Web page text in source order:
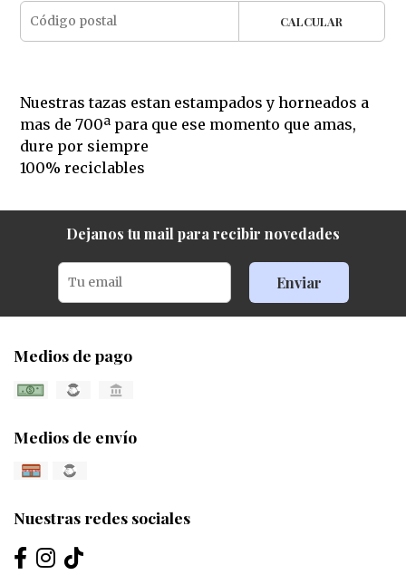
CALCULAR
Nuestras tazas estan estampados y horneados a
mas de 700ª para que ese momento que amas,
dure por siempre
100% reciclables
Dejanos tu mail para recibir novedades
Enviar
Medios de pago
Medios de envío
Nuestras redes sociales